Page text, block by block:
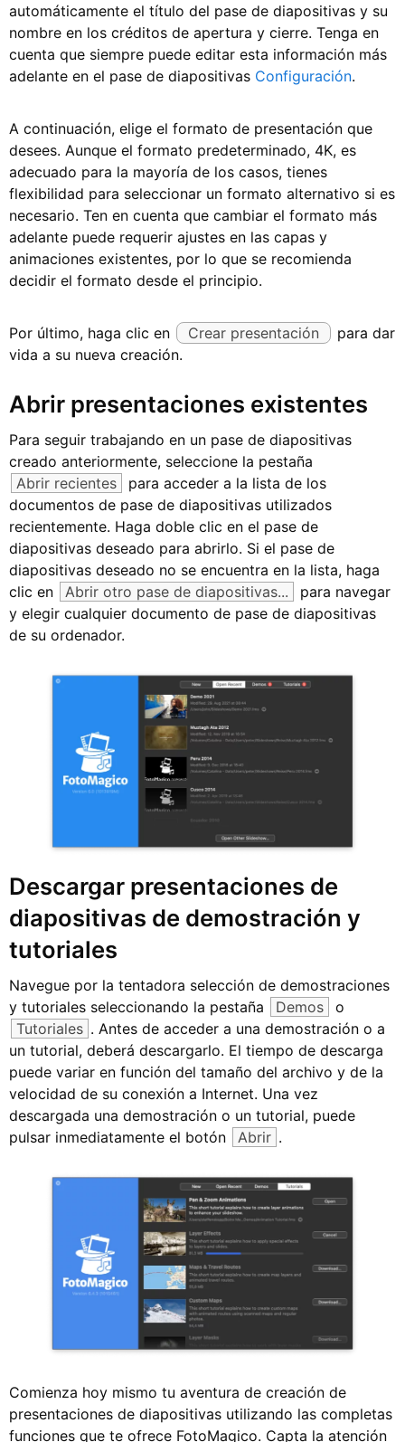
automáticamente el título del pase de diapositivas y su
nombre en los créditos de apertura y cierre. Tenga en
cuenta que siempre puede editar esta información más
adelante en el pase de diapositivas Configuración.
A continuación, elige el formato de presentación que
desees. Aunque el formato predeterminado, 4K, es
adecuado para la mayoría de los casos, tienes
flexibilidad para seleccionar un formato alternativo si es
necesario. Ten en cuenta que cambiar el formato más
adelante puede requerir ajustes en las capas y
animaciones existentes, por lo que se recomienda
decidir el formato desde el principio.
Por último, haga clic en Crear presentación
para dar
vida a su nueva creación.
Abrir presentaciones existentes
Para seguir trabajando en un pase de diapositivas
creado anteriormente, seleccione la pestaña
Abrir recientes
para acceder a la lista de los
documentos de pase de diapositivas utilizados
recientemente. Haga doble clic en el pase de
diapositivas deseado para abrirlo. Si el pase de
diapositivas deseado no se encuentra en la lista, haga
clic en
Abrir otro pase de diapositivas...
para navegar
y elegir cualquier documento de pase de diapositivas
de su ordenador.
Descargar presentaciones de
diapositivas de demostración y
tutoriales
Navegue por la tentadora selección de demostraciones
y tutoriales seleccionando la pestaña
Demos
o
Tutoriales . Antes de acceder a una demostración o a
un tutorial, deberá descargarlo. El tiempo de descarga
puede variar en función del tamaño del archivo y de la
velocidad de su conexión a Internet. Una vez
descargada una demostración o un tutorial, puede
pulsar inmediatamente el botón
Abrir .
Comienza hoy mismo tu aventura de creación de
presentaciones de diapositivas utilizando las completas
funciones que te ofrece FotoMagico. Capta la atención